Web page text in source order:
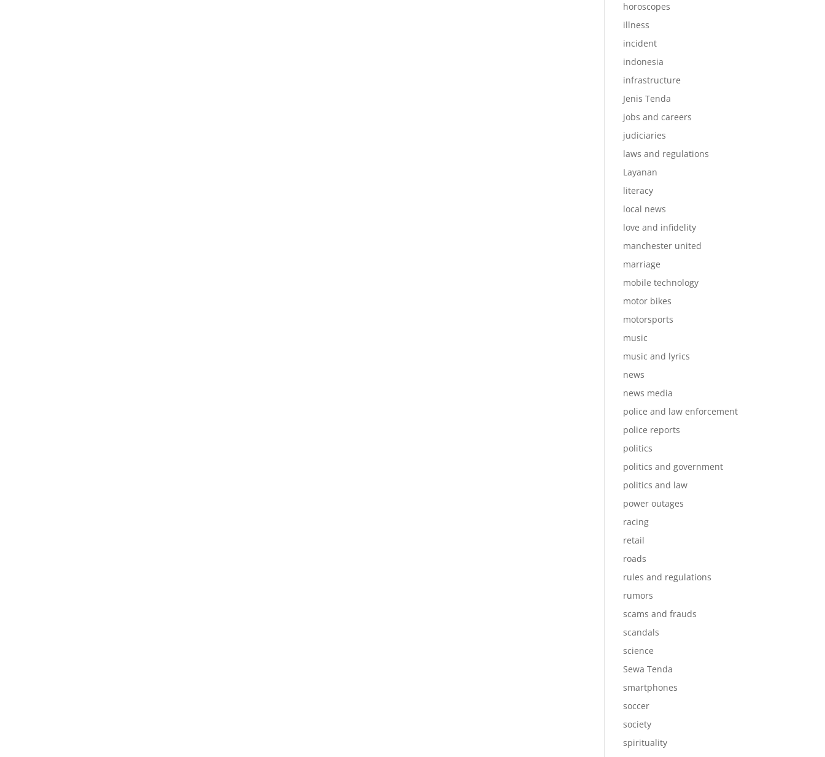
horoscopes
illness
incident
indonesia
infrastructure
Jenis Tenda
jobs and careers
judiciaries
laws and regulations
Layanan
literacy
local news
love and infidelity
manchester united
marriage
mobile technology
motor bikes
motorsports
music
music and lyrics
news
news media
police and law enforcement
police reports
politics
politics and government
politics and law
power outages
racing
retail
roads
rules and regulations
rumors
scams and frauds
scandals
science
Sewa Tenda
smartphones
soccer
society
spirituality